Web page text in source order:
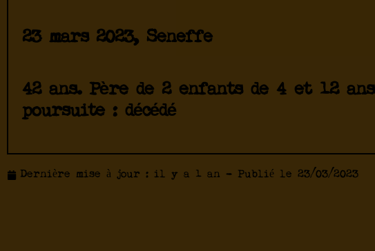
23 mars 2023, Seneffe
42 ans. Père de 2 enfants de 4 et 12
poursuite : décédé
Dernière mise à jour : il y a 1 an - Publié le 23/03/2023